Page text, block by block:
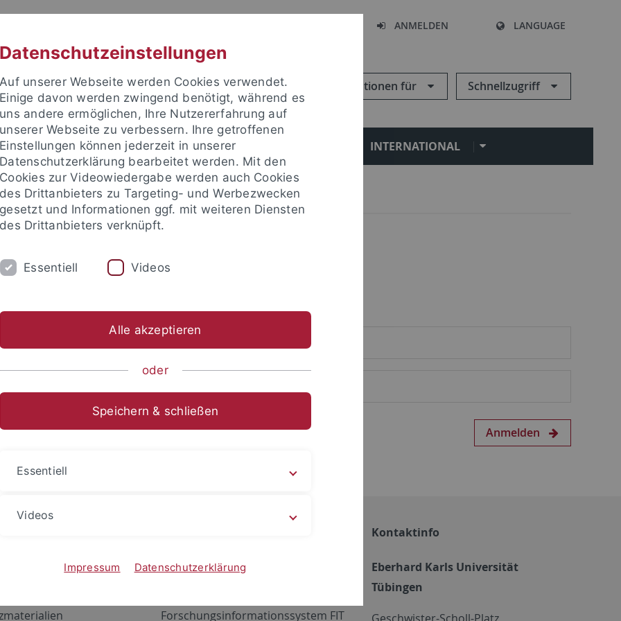
ANMELDEN LANGUAGE
Informationen für Schnellzugriff
FORSCHUNG EINRICHTUNGEN INTERNATIONAL
um sich anzumelden:
Anmelden
Netzwerk
ALMA
Forschungsinformationssystem FIT
Kontaktinfo
Eberhard Karls Universität
Tübingen
Datenschutzeinstellungen
Auf unserer Webseite werden Cookies verwendet.
Einige davon werden zwingend benötigt, während es
uns andere ermöglichen, Ihre Nutzererfahrung auf
unserer Webseite zu verbessern. Ihre getroffenen
Einstellungen können jederzeit in unserer
Datenschutzerklärung bearbeitet werden. Mit den
Cookies zur Videowiedergabe werden auch Cookies
des Drittanbieters zu Targeting- und Werbezwecken
gesetzt und Informationen ggf. mit weiteren Diensten
des Drittanbieters verknüpft.
Essentiell Videos
Alle akzeptieren
oder
Speichern & schließen
Essentiell
Videos
Impressum Datenschutzerklärung